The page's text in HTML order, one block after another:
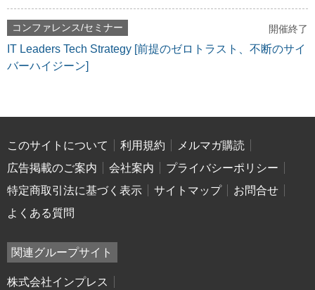
コンファレンス/セミナー 開催終了
IT Leaders Tech Strategy [前提のゼロトラスト、不断のサイ
バーハイジーン]
このサイトについて 利用規約
メルマガ購読
広告掲載のご案内
会社案内
プライバシーポリシー
特定商取引法に基づく表示
サイトマップ
お問合せ
よくある質問
関連グループサイト
株式会社インプレス